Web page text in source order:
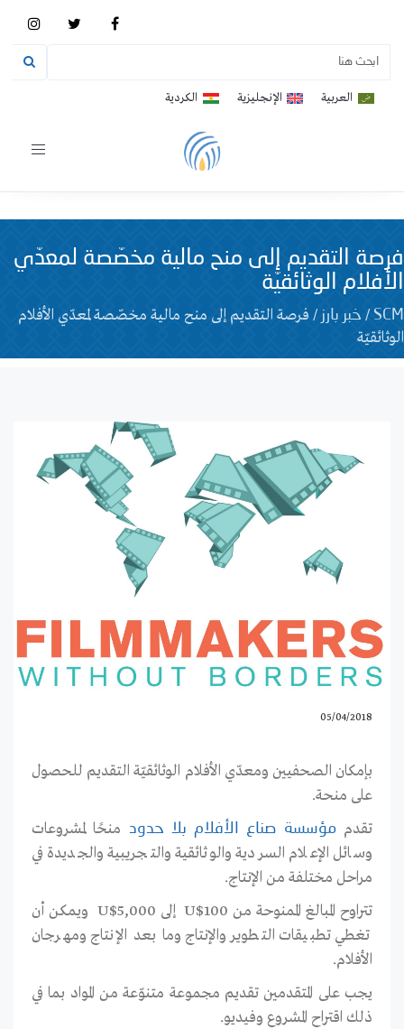
العربية الإنجليزية الكردية
Toggle
فرصة التقديم إلى منح مالية مخصّصة لمعدّي
الأفلام الوثائقيّة
SCM
/ خبر بارز / فرصة التقديم إلى منح مالية مخصّصة لمعدّي الأفلام
الوثائقيّة
05/04/2018
بإمكان الصحفيين ومعدّي الأفلام الوثائقيّة التقديم للحصول
على منحة.
تقدم مؤسسة صناع الأفلام بلا حدود منحًا لمشروعات
وسائل الإعلام السردية والوثائقية والتجريبية والجديدة في
مراحل مختلفة من الإنتاج.
تتراوح المبالغ الممنوحة من U$100 إلى U$5,000 ويمكن أن
تغطي تطبيقات التطوير والإنتاج وما بعد الإنتاج ومهرجان
الأفلام.
يجب على المتقدمين تقديم مجموعة متنوّعة من المواد بما في
ذلك اقتراح المشروع وفيديو.